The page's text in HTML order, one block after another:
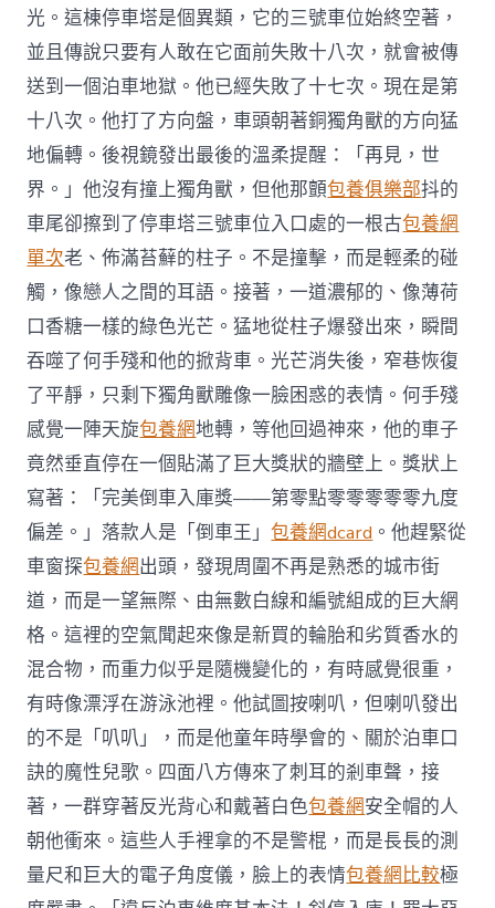
光。這棟停車塔是個異類，它的三號車位始終空著，
並且傳說只要有人敢在它面前失敗十八次，就會被傳
送到一個泊車地獄。他已經失敗了十七次。現在是第
十八次。他打了方向盤，車頭朝著銅獨角獸的方向猛
地偏轉。後視鏡發出最後的溫柔提醒：「再見，世
界。」他沒有撞上獨角獸，但他那顫包養俱樂部抖的
車尾卻擦到了停車塔三號車位入口處的一根古包養網
單次老、佈滿苔蘚的柱子。不是撞擊，而是輕柔的碰
觸，像戀人之間的耳語。接著，一道濃郁的、像薄荷
口香糖一樣的綠色光芒。猛地從柱子爆發出來，瞬間
吞噬了何手殘和他的掀背車。光芒消失後，窄巷恢復
了平靜，只剩下獨角獸雕像一臉困惑的表情。何手殘
感覺一陣天旋包養網地轉，等他回過神來，他的車子
竟然垂直停在一個貼滿了巨大獎狀的牆壁上。獎狀上
寫著：「完美倒車入庫獎——第零點零零零零零九度
偏差。」落款人是「倒車王」包養網dcard 。他趕緊從
車窗探包養網出頭，發現周圍不再是熟悉的城市街
道，而是一望無際、由無數白線和編號組成的巨大網
格。這裡的空氣聞起來像是新買的輪胎和劣質香水的
混合物，而重力似乎是隨機變化的，有時感覺很重，
有時像漂浮在游泳池裡。他試圖按喇叭，但喇叭發出
的不是「叭叭」，而是他童年時學會的、關於泊車口
訣的魔性兒歌。四面八方傳來了刺耳的剎車聲，接
著，一群穿著反光背心和戴著白色包養網安全帽的人
朝他衝來。這些人手裡拿的不是警棍，而是長長的測
量尺和巨大的電子角度儀，臉上的表情包養網比較極